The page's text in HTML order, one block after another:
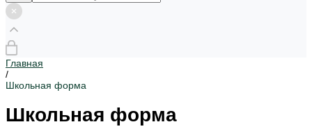
Главная
/
Школьная форма
Школьная форма